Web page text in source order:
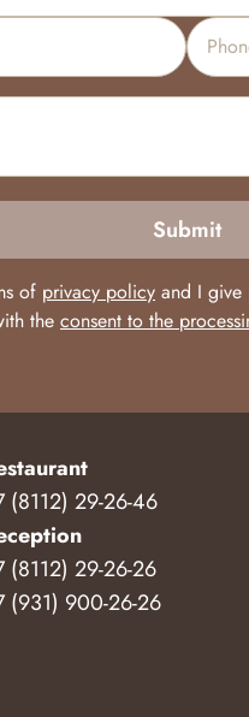
Submit
of privacy policy and I give
the consent to the
(8112) 29-26-46
(8112) 29-26-26
(931) 900-26-26